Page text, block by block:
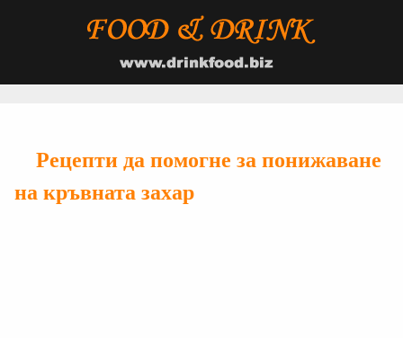
Рецепти да помогне за понижаване
на кръвната захар